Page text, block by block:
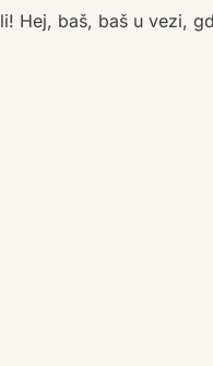
Hej, baš, baš u vezi,